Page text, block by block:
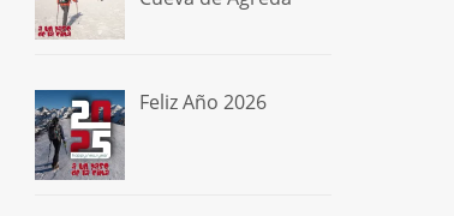
Feliz Año 2026